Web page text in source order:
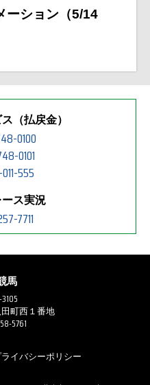
ーション（5/14
（払戻金）
0100
0101
555
ス実況
7711
馬
町西１番地
5761
イバシーポリシー